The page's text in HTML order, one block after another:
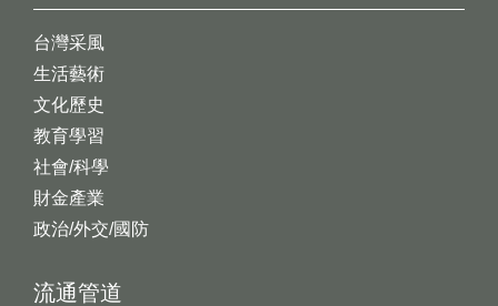
台灣采風
生活藝術
文化歷史
教育學習
社會/科學
財金產業
政治/外交/國防
流通管道